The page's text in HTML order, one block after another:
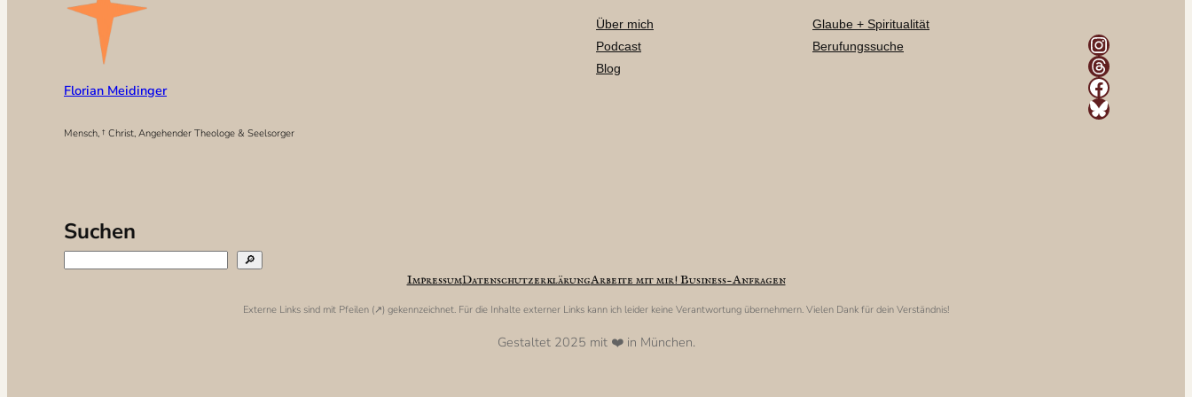
Florian Meidinger
Mensch, † Christ, Angehender Theologe & Seelsorger
Über mich
Podcast
Blog
Glaube + Spiritualität
Berufungssuche
Instagram
Threads
Facebook
Bluesky
Suchen
🔎
ImpressumDatenschutzerklärungArbeite mit mir! Business-Anfragen
Externe Links sind mit Pfeilen (↗️) gekennzeichnet. Für die Inhalte externer Links kann ich leider keine Verantwortung übernehmern. Vielen Dank für dein Verständnis!
Gestaltet 2025 mit ❤️ in München.